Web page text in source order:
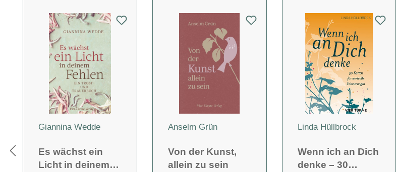
Giannina Wedde
Es wächst ein
Licht in deinem
Anselm Grün
Von der Kunst,
allein zu sein
Linda Hüllbrock
Wenn ich an Dich
denke – 30